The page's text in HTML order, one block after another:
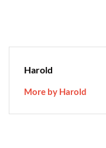
Harold
More by Harold